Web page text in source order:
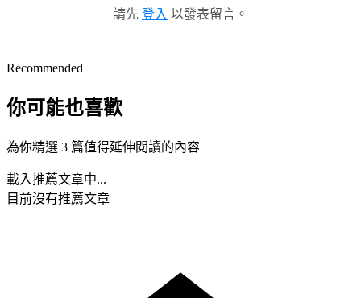
請先 登入 以發表留言。
Recommended
你可能也喜歡
為你精選 3 篇值得延伸閱讀的內容
載入推薦文章中...
目前沒有推薦文章